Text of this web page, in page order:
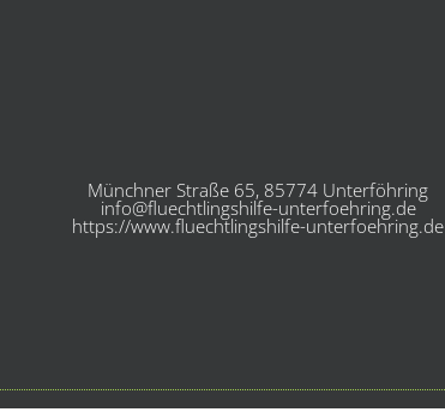
Münchner Straße 65, 85774 Unterföhring
info@fluechtlingshilfe-unterfoehring.de
https://www.fluechtlingshilfe-unterfoehring.de